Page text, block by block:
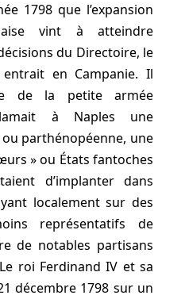
1798 que l’expansion
vint à atteindre
du Directoire, le
en Campanie. Il
de la petite armée
à Naples une
parthénopéenne, une
» ou États fantoches
d’implanter dans
localement sur des
représentatifs de
de notables partisans
roi Ferdinand IV et sa
décembre 1798 sur un